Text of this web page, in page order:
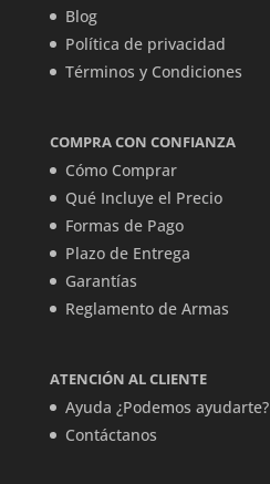
Blog
Política de privacidad
Términos y Condiciones
COMPRA CON CONFIANZA
Cómo Comprar
Qué Incluye el Precio
Formas de Pago
Plazo de Entrega
Garantías
Reglamento de Armas
ATENCIÓN AL CLIENTE
Ayuda ¿Podemos ayudarte?
Contáctanos